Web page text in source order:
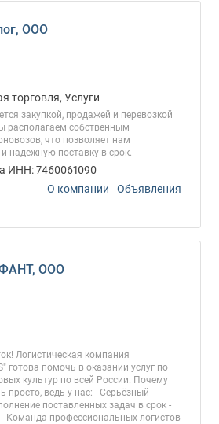
ООО
торговля, Услуги
закупкой, продажей и перевозкой
располагаем собственным
что позволяет нам
надежную поставку в срок.
ИНН: 7460061090
О компании
Объявления
ООО
Логистическая компания
готова помочь в оказании услуг по
культур по всей России. Почему
просто, ведь у нас: - Серьёзный
поставленных задач в срок -
Команда профессиональных логистов